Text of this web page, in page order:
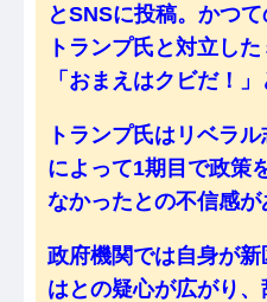
とSNSに投稿。かつ
トランプ氏と対立し
「おまえはクビだ！」
トランプ氏はリベラ
によって1期目で政策
なかったとの不信感が
政府機関では自身が
はとの疑心が広がり